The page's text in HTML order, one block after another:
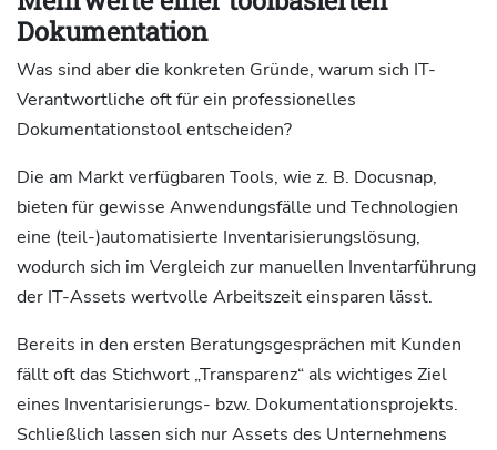
Dokumentation
Was sind aber die konkreten Gründe, warum sich IT-
Verantwortliche oft für ein professionelles
Dokumentationstool entscheiden?
Die am Markt verfügbaren Tools, wie z. B. Docusnap,
bieten für gewisse Anwendungsfälle und Technologien
eine (teil-)automatisierte Inventarisierungslösung,
wodurch sich im Vergleich zur manuellen Inventarführung
der IT-Assets wertvolle Arbeitszeit einsparen lässt.
Bereits in den ersten Beratungsgesprächen mit Kunden
fällt oft das Stichwort „Transparenz“ als wichtiges Ziel
eines Inventarisierungs- bzw. Dokumentationsprojekts.
Schließlich lassen sich nur Assets des Unternehmens